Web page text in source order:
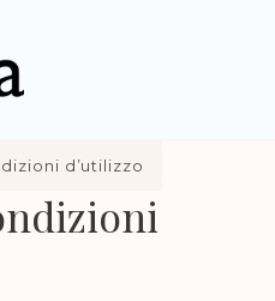
d’utilizzo